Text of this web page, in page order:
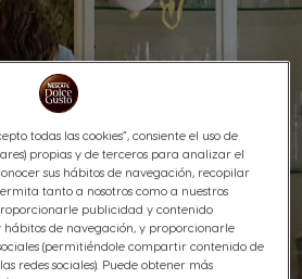
todas las cookies”, consiente el uso de
propias y de terceros para analizar el
sus hábitos de navegación, recopilar
tanto a nosotros como a nuestros
publicidad y contenido
hábitos de navegación, y proporcionarle
(permitiéndole compartir contenido de
redes sociales). Puede obtener más